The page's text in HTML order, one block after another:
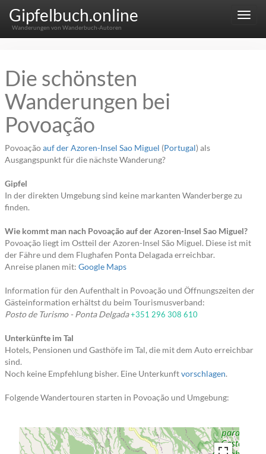
Menu
Gipfelbuch.online
Wanderungen von Wanderbuch-Autoren
Die schönsten
Wanderungen bei
Povoação
Povoaçãoauf der Azoren-Insel Sao Miguel (Portugal) als
Ausgangspunkt für die nächste Wanderung?
Gipfel
In der direkten Umgebung sind keine markanten Wanderberge zu
finden.
Wie kommt man nach Povoação auf der Azoren-Insel Sao Miguel?
Povoação liegt im Ostteil der Azoren-Insel São Miguel. Diese ist mit
der Fähre und dem Flughafen Ponta Delagada erreichbar.
Anreise planen mit: Google Maps
Information für den Aufenthalt in Povoação und Öffnungszeiten der
Gästeinformation erhältst du beim Tourismusverband:
Posto de Turismo - Ponta Delgada+351 296 308 610
Unterkünfte im Tal
Hotels, Pensionen und Gasthöfe im Tal, die mit dem Auto erreichbar
sind.
Noch keine Empfehlung bisher. Eine Unterkunftvorschlagen.
Folgende Wandertouren starten in Povoação und Umgebung: